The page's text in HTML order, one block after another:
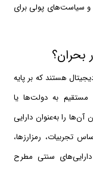
سیاست‌های پولی برای
بحران؟
هستند که بر پایه
مستقیم به دولت‌ها یا
را به‌عنوان دارایی
تجربیات، رمزارزها،
دارایی‌های سنتی مطرح